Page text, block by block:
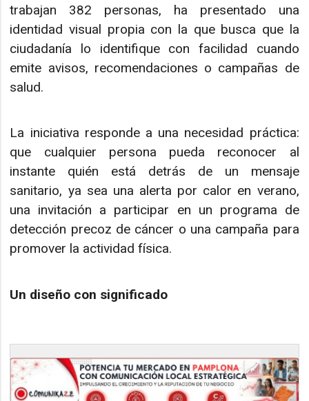
trabajan 382 personas, ha presentado una
identidad visual propia con la que busca que la
ciudadanía lo identifique con facilidad cuando
emite avisos, recomendaciones o campañas de
salud.
La iniciativa responde a una necesidad práctica:
que cualquier persona pueda reconocer al
instante quién está detrás de un mensaje
sanitario, ya sea una alerta por calor en verano,
una invitación a participar en un programa de
detección precoz de cáncer o una campaña para
promover la actividad física.
Un diseño con significado